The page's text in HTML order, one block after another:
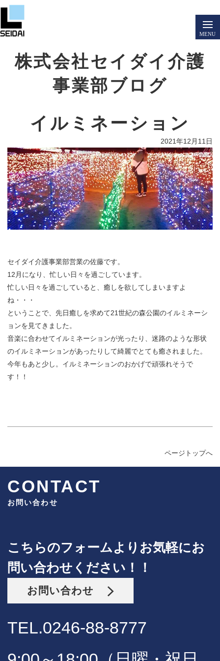
株式会社セイダイ介護
事業部ブログ
イルミネーション
2021年12月11日
セイダイ介護事業部営業の佐藤です。
12月になり、忙しい日々を過ごしています。
忙しい日々を過ごしていると、癒しを欲してしまいますよ
ね・・・
ということで、先日癒しを求めて21世紀の森公園のイルミネーシ
ョンを見てきました。
音楽に合わせてイルミネーションが光ったり、迷路のような形状
のイルミネーションがあったりして綺麗でとても癒されました。
今年もあと少し。イルミネーションのおかげで頑張れそうで
す！！
ページトップへ
CONTACT
お問い合わせ
こちらのフォームよりお気軽にお
問い合わせください！！
お問い合わせ
TEL.0246-88-8777